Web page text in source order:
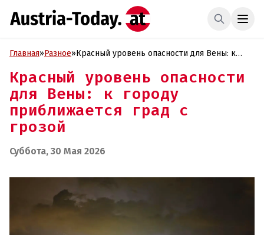
Главная»Разное»Красный уровень опасности для Вены: к
Красный уровень опасности
для Вены: к городу
приближается град с
грозой
Суббота, 30 Мая 2026